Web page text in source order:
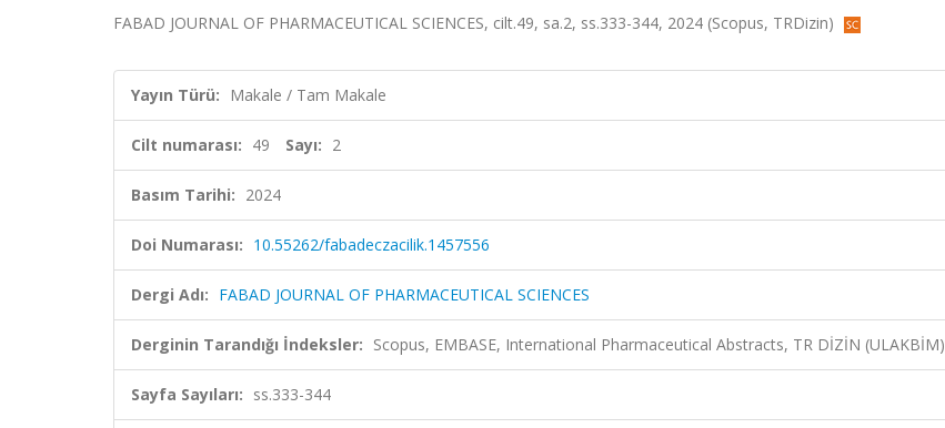
FABAD JOURNAL OF PHARMACEUTICAL SCIENCES, cilt.49, sa.2, ss.333-344, 2024 (Scopus, TRDizin)
Yayın Türü: Makale / Tam Makale
Cilt numarası: 49 Sayı: 2
Basım Tarihi: 2024
Doi Numarası: 10.55262/fabadeczacilik.1457556
Dergi Adı: FABAD JOURNAL OF PHARMACEUTICAL SCIENCES
Derginin Tarandığı İndeksler: Scopus, EMBASE, International Pharmaceutical Abstracts, TR DİZİN (ULAKBİM)
Sayfa Sayıları: ss.333-344